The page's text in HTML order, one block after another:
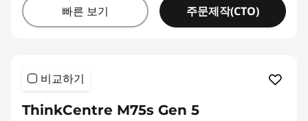
빠른 보기 주문제작(CTO)
비교하기
ThinkCentre M75s Gen 5